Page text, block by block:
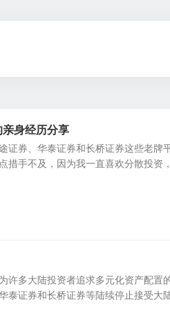
身经历分享
证券、华泰证券和长桥证券这些老牌
措手不及，因为我一直喜欢分散投资
许多大陆投资者追求多元化资产配置
泰证券和长桥证券等陆续停止接受大